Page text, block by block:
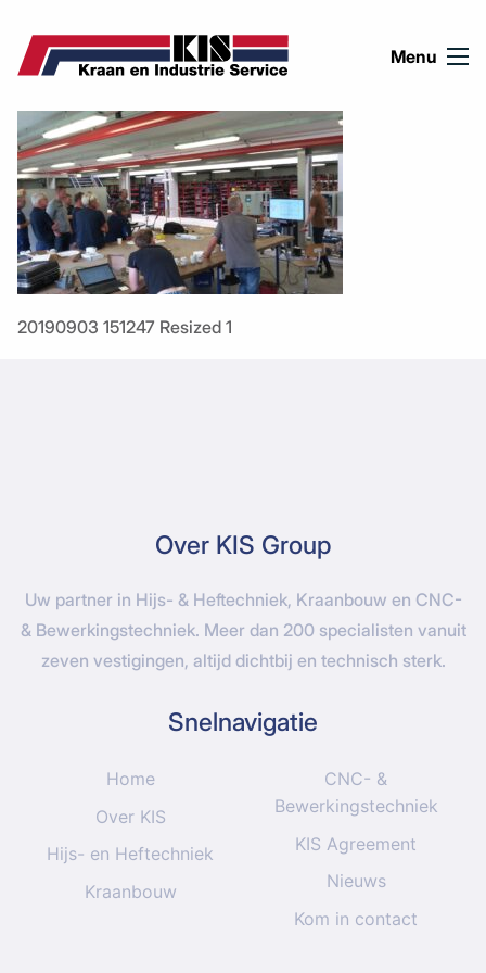
Menu
20190903 151247 Resized 1
Over KIS Group
Uw partner in Hijs- & Heftechniek, Kraanbouw en CNC-
& Bewerkingstechniek. Meer dan 200 specialisten vanuit
zeven vestigingen, altijd dichtbij en technisch sterk.
Snelnavigatie
Home
Over KIS
Hijs- en Heftechniek
Kraanbouw
CNC- &
Bewerkingstechniek
KIS Agreement
Nieuws
Kom in contact